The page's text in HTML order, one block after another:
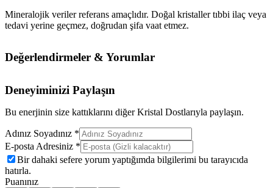
Mineralojik veriler referans amaçlıdır. Doğal kristaller tıbbi ilaç veya
tedavi yerine geçmez, doğrudan şifa vaat etmez.
Değerlendirmeler & Yorumlar
Deneyiminizi Paylaşın
Bu enerjinin size kattıklarını diğer Kristal Dostlarıyla paylaşın.
Adınız Soyadınız *
E-posta Adresiniz *
Bir dahaki sefere yorum yaptığımda bilgilerimi bu tarayıcıda
hatırla.
Puanınız